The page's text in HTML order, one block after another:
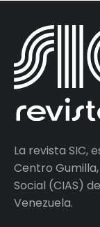
La revista SIC,
Centro
Social (CIAS)
Venezuela.